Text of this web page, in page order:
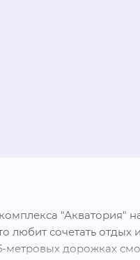
"Акватория"
любит сочетать отдых
метровых дорожках